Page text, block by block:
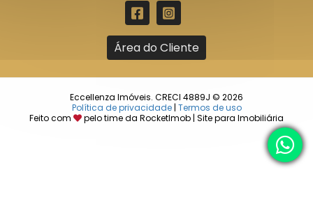
Área do Cliente
Eccellenza Imóveis. CRECI 4889J © 2026
Política de privacidade| Termos de uso
Feito com
pelo time da RocketImob | Site para Imobiliária